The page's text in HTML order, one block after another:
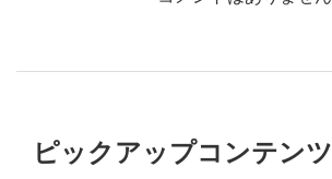
ピックアップコンテンツ